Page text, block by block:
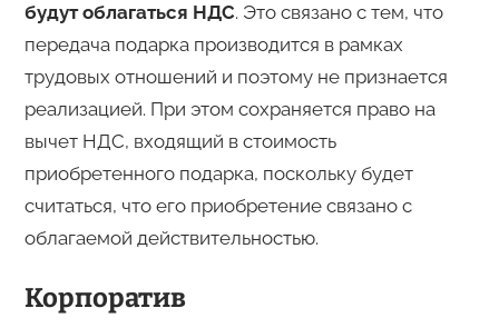
будут облагаться НДС. Это связано с тем, что
передача подарка производится в рамках
трудовых отношений и поэтому не признается
реализацией. При этом сохраняется право на
вычет НДС, входящий в стоимость
приобретенного подарка, поскольку будет
считаться, что его приобретение связано с
облагаемой действительностью.
Корпоратив